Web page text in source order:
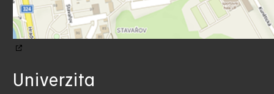
Univerzita